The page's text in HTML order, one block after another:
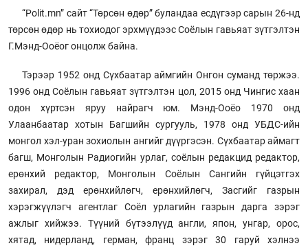
“Polit.mn” сайт “Төрсөн өдөр” буландаа есдүгээр сарын 26-нд
төрсөн өдөр нь тохиодог эрхмүүдээс Соёлын гавьяат зүтгэлтэн
Г.Мэнд-Ооёог онцолж байна.
Тэрээр 1952 онд Сүхбаатар аймгийн Онгон суманд төржээ.
1996 онд Соёлын гавьяат зүтгэлтэн цол, 2015 онд Чингис хаан
одон хүртсэн яруу найрагч юм. Мэнд-Ооёо 1970 онд
Улаанбаатар хотын Багшийн сургууль, 1978 онд УБДС-ийн
монгол хэл-уран зохиолын ангийг дүүргэсэн. Сүхбаатар аймагт
багш, Монголын Радиогийн урлаг, соёлын редакцид редактор,
ерөнхий редактор, Монголын Соёлын Сангийн гүйцэтгэх
захирал, дэд ерөнхийлөгч, ерөнхийлөгч, Засгийг газрын
хэрэгжүүлэгч агентлаг Соёл урлагийн газрын дарга зэрэг
ажлыг хийжээ. Түүний бүтээлүүд англи, япон, унгар, орос,
хятад, нидерланд, герман, франц зэрэг 30 гаруй хэлнээ